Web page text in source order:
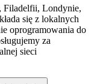
Filadelfii, Londynie,
się z lokalnych
oprogramowania do
za
sieci